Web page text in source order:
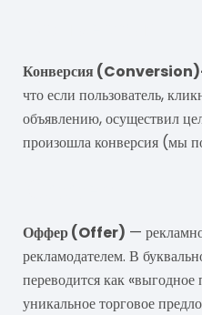
Конверсия
что если пользователь,
объявлению, осуществил
произошла конверсия (мы
Оффер (Offer) —
рекламодателем. В
переводится как
уникальное торговое